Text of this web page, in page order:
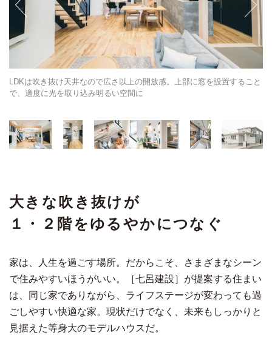
LDKは吹き抜け天井なので広さ以上の開放感。上部に窓を設置すること
で、適度に光を取り込み明るい空間に
大きな吹き抜けが
１・２階をゆるやかにつなぐ
家は、人生を過ごす場所。だからこそ、さまざまなシーン
で住みやすいほうがいい。［七呂建設］が提案する住まい
は、同じ家でありながら、ライフステージが変わっても過
ごしやすい快適な家。現状だけでなく、未来もしっかりと
見据えた等身大のモデルハウスだ。